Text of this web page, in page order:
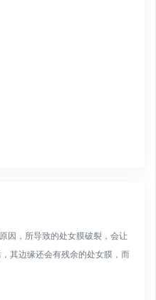
因，所导致的处女膜破裂，会让
其边缘还会有残余的处女膜，而